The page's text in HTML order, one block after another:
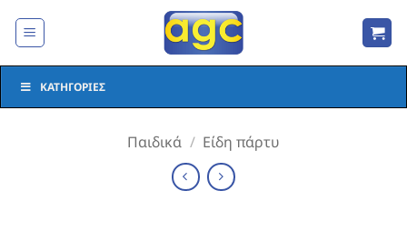
στο
ΚΑΤΗΓΟΡΊΕΣ
Παιδικά / Είδη πάρτυ